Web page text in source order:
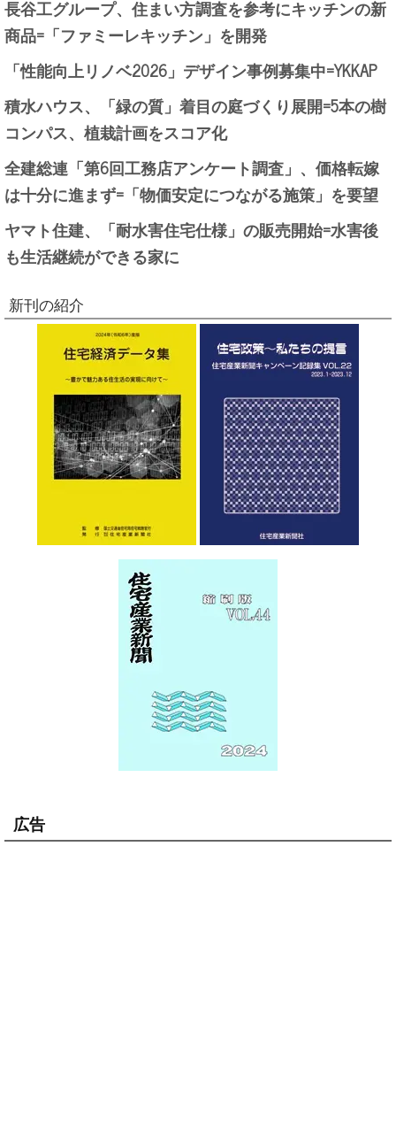
長谷工グループ、住まい方調査を参考にキッチンの新
商品=「ファミーレキッチン」を開発
「性能向上リノベ2026」デザイン事例募集中=YKKAP
積水ハウス、「緑の質」着目の庭づくり展開=5本の樹
コンパス、植栽計画をスコア化
全建総連「第6回工務店アンケート調査」、価格転嫁
は十分に進まず=「物価安定につながる施策」を要望
ヤマト住建、「耐水害住宅仕様」の販売開始=水害後
も生活継続ができる家に
新刊の紹介
広告